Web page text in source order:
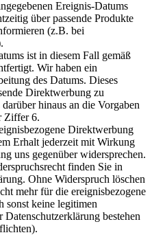
Ereignis-Datums
über passende Produkte
(z.B. bei
ist in diesem Fall gemäß
Wir haben ein
des Datums. Dieses
Direktwerbung zu
hinaus an die Vorgaben
Ziffer 6.
Direktwerbung
Erhalt jederzeit mit Wirkung
uns gegenüber widersprechen.
finden Sie in
Ohne Widerspruch löschen
mehr für die ereignisbezogene
sonst keine legitimen
bestehen